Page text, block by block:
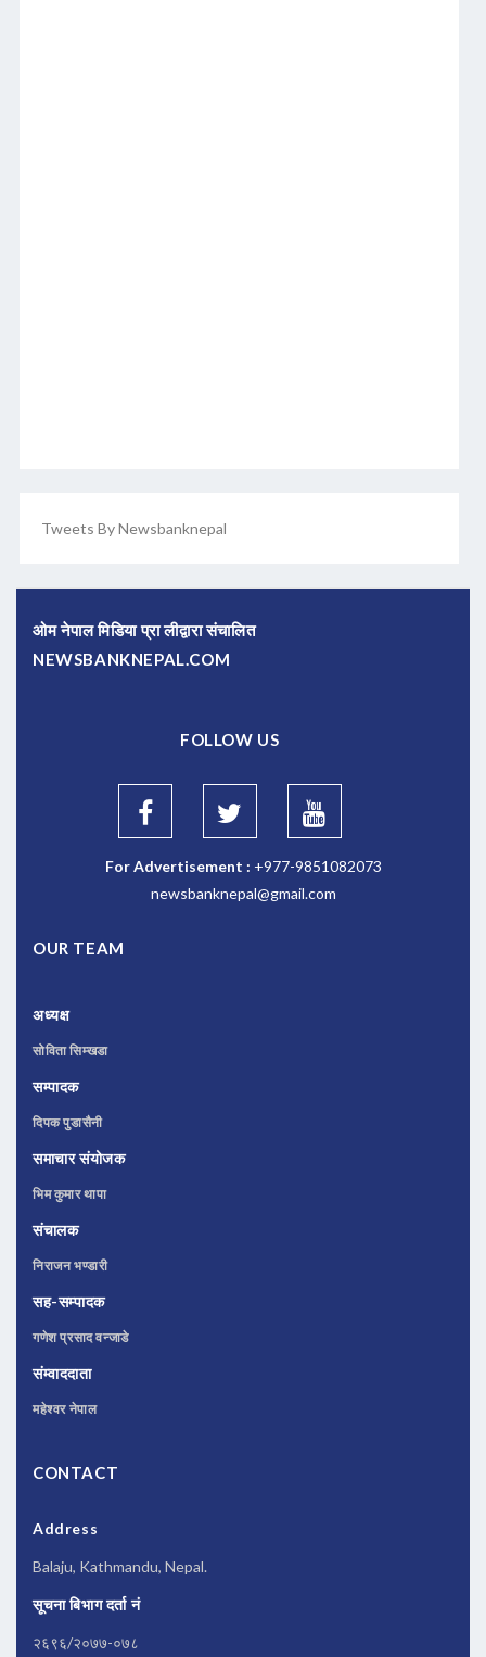
Tweets By Newsbanknepal
ओम नेपाल मिडिया प्रा लीद्वारा संचालित
NEWSBANKNEPAL.COM
FOLLOW US
For Advertisement : +977-9851082073
newsbanknepal@gmail.com
OUR TEAM
अध्यक्ष
सोविता सिम्खडा
सम्पादक
दिपक पुडासैनी
समाचार संयोजक
भिम कुमार थापा
संचालक
निराजन भण्डारी
सह-सम्पादक
गणेश प्रसाद वन्जाडे
संम्वाददाता
महेश्वर नेपाल
CONTACT
Address
Balaju, Kathmandu, Nepal.
सूचना बिभाग दर्ता नं
२६९६/२०७७-०७८